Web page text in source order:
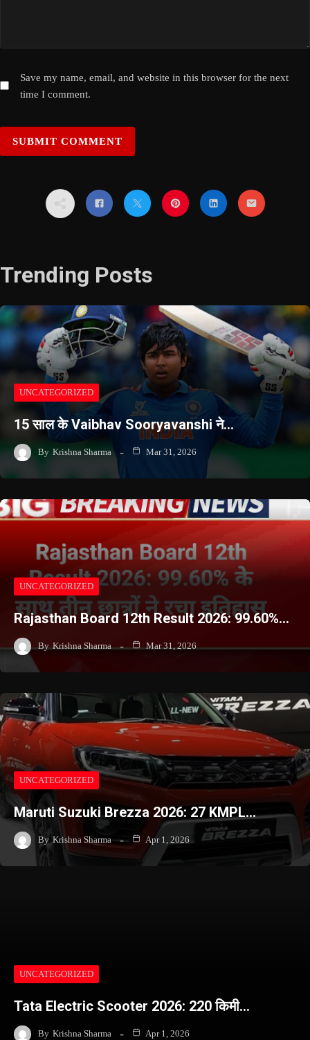
Save my name, email, and website in this browser for the next
time I comment.
Trending Posts
UNCATEGORIZED
15 साल के Vaibhav Sooryavanshi ने…
By Krishna Sharma Mar 31, 2026
UNCATEGORIZED
Rajasthan Board 12th Result 2026: 99.60%…
By Krishna Sharma Mar 31, 2026
UNCATEGORIZED
Maruti Suzuki Brezza 2026: 27 KMPL…
By Krishna Sharma Apr 1, 2026
UNCATEGORIZED
Tata Electric Scooter 2026: 220 किमी…
By Krishna Sharma Apr 1, 2026